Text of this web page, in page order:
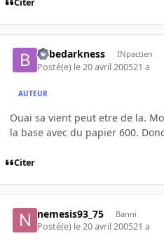
bebedarkness INpactien
Posté(e) le 20 avril 200521 a
AUTEUR
Ouai sa vient peut etre de la.
la base avec du papier 600.
Citer
nemesis93_75 Banni
Posté(e) le 20 avril 200521 a